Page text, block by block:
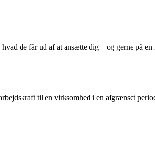
de får ud af at ansætte dig – og gerne på
til en virksomhed i en afgrænset